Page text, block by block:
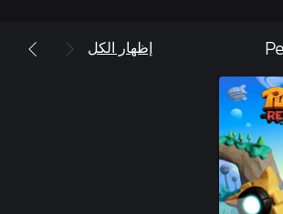
إظهار الكل